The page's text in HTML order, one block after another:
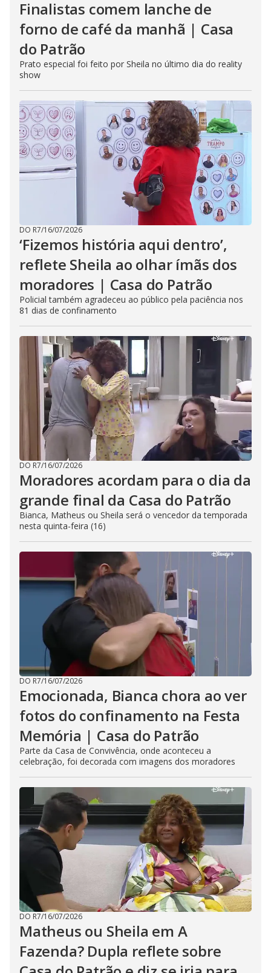
Finalistas comem lanche de
forno de café da manhã | Casa
do Patrão
Prato especial foi feito por Sheila no último dia do reality
show
DO R7/16/07/2026
‘Fizemos história aqui dentro’,
reflete Sheila ao olhar ímãs dos
moradores | Casa do Patrão
Policial também agradeceu ao público pela paciência nos
81 dias de confinamento
DO R7/16/07/2026
Moradores acordam para o dia da
grande final da Casa do Patrão
Bianca, Matheus ou Sheila será o vencedor da temporada
nesta quinta-feira (16)
DO R7/16/07/2026
Emocionada, Bianca chora ao ver
fotos do confinamento na Festa
Memória | Casa do Patrão
Parte da Casa de Convivência, onde aconteceu a
celebração, foi decorada com imagens dos moradores
DO R7/16/07/2026
Matheus ou Sheila em A
Fazenda? Dupla reflete sobre